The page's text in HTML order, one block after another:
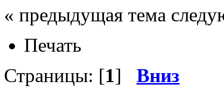
« предыдущая тема
Печать
Страницы: [1] Вниз